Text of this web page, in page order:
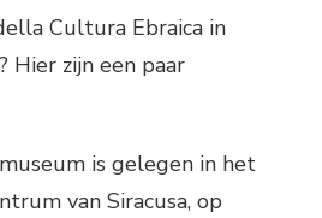
Cultura Ebraica in
Hier zijn een paar
is gelegen in het
van Siracusa, op